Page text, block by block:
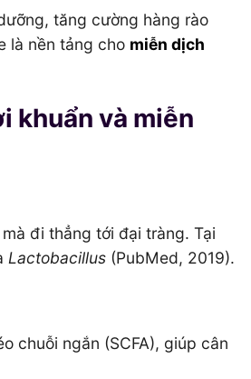
tăng cường hàng rào
là nền tảng cho miễn dịch
khuẩn và miễn
đi thẳng tới đại tràng. Tại
Lactobacillus (PubMed, 2019).
chuỗi ngắn (SCFA), giúp cân